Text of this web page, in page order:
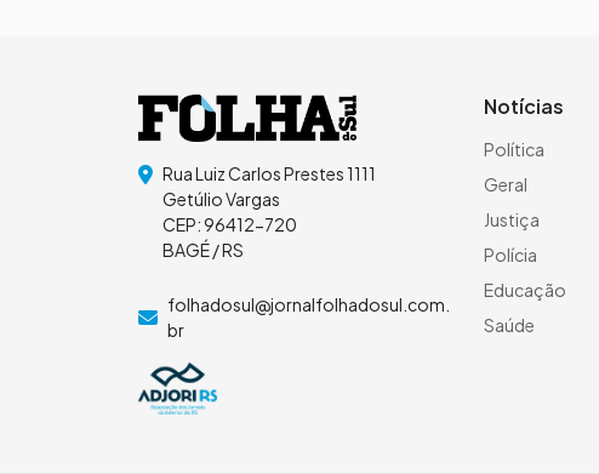
Rua Luiz Carlos Prestes 1111
Getúlio Vargas
CEP: 96412-720
BAGÉ / RS
folhadosul@jornalfolhadosul.com.
br
Notícias
Política
Geral
Justiça
Polícia
Educação
Saúde